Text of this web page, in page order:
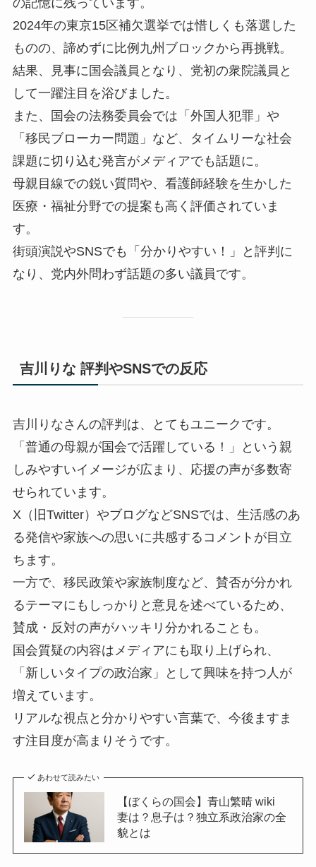
の記憶に残っています。
2024年の東京15区補欠選挙では惜しくも落選した
ものの、諦めずに比例九州ブロックから再挑戦。
結果、見事に国会議員となり、党初の衆院議員と
して一躍注目を浴びました。
また、国会の法務委員会では「外国人犯罪」や
「移民ブローカー問題」など、タイムリーな社会
課題に切り込む発言がメディアでも話題に。
母親目線での鋭い質問や、看護師経験を生かした
医療・福祉分野での提案も高く評価されていま
す。
街頭演説やSNSでも「分かりやすい！」と評判に
なり、党内外問わず話題の多い議員です。
吉川りな 評判やSNSでの反応
吉川りなさんの評判は、とてもユニークです。
「普通の母親が国会で活躍している！」という親
しみやすいイメージが広まり、応援の声が多数寄
せられています。
X（旧Twitter）やブログなどSNSでは、生活感のあ
る発信や家族への思いに共感するコメントが目立
ちます。
一方で、移民政策や家族制度など、賛否が分かれ
るテーマにもしっかりと意見を述べているため、
賛成・反対の声がハッキリ分かれることも。
国会質疑の内容はメディアにも取り上げられ、
「新しいタイプの政治家」として興味を持つ人が
増えています。
リアルな視点と分かりやすい言葉で、今後ますま
す注目度が高まりそうです。
あわせて読みたい
【ぼくらの国会】青山繁晴 wiki
妻は？息子は？独立系政治家の全
貌とは